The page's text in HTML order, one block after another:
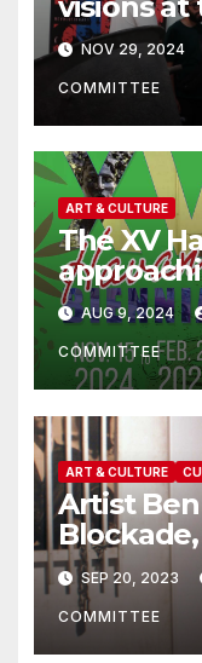
Biennial
NOV 29, 2024
COMMITTEE
ART & CULTURE
The XV
tickets!
AUG 9, 2024
COMMITTEE
ART & CULTURE
Artist
Blockade,
Relations
SEP 20, 2023
COMMITTEE